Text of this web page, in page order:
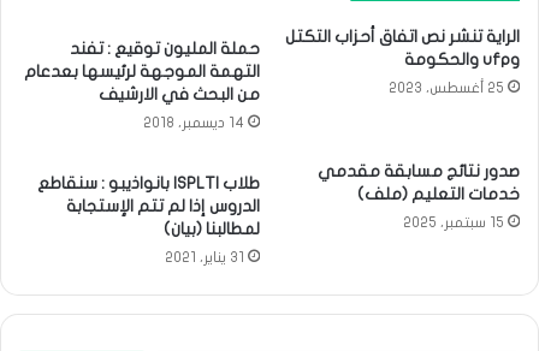
الراية تنشر نص اتفاق أحزاب التكتل
وufp والحكومة
25 أغسطس، 2023
حملة المليون توقيع : تفند
التهمة الموجهة لرئيسها بعدعام
من البحث في الارشيف
14 ديسمبر، 2018
صدور نتائج مسابقة مقدمي
خدمات التعليم (ملف)
15 سبتمبر، 2025
طلاب ISPLTI بانواذيبو : سنقاطع
الدروس إذا لم تتم الإستجابة
لمطالبنا (بيان)
31 يناير، 2021